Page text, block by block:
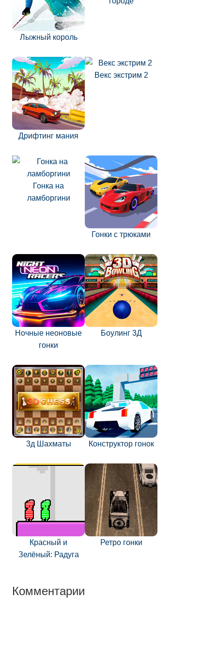
Лыжный король
Дрифтинг мания
Векс экстрим 2
Гонка на
ламборгини
Гонки с трюками
Ночные неоновые
гонки
Боулинг 3Д
3д Шахматы Конструктор гонок
Красный и
Зелёный: Радуга
Ретро гонки
Комментарии